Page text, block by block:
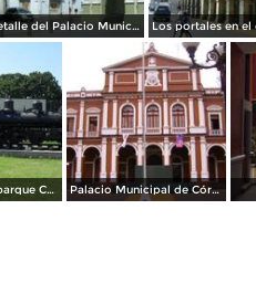
Detalle del Palacio Municipal y arquitectura colonial. Abril/2012
El trenecito del parque Centenario Palacio Municipal de Córdoba